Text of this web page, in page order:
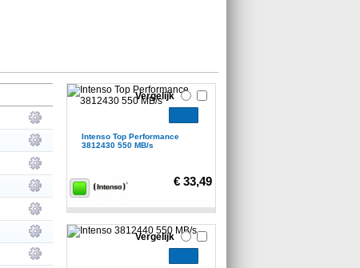
Intenso Top Performance
3812430 550 MB/s
€ 33,49
Vergelijk
Vergelijk